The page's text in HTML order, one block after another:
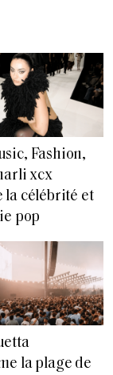
Fashion,
xcx
la célébrité et
pop
la plage de